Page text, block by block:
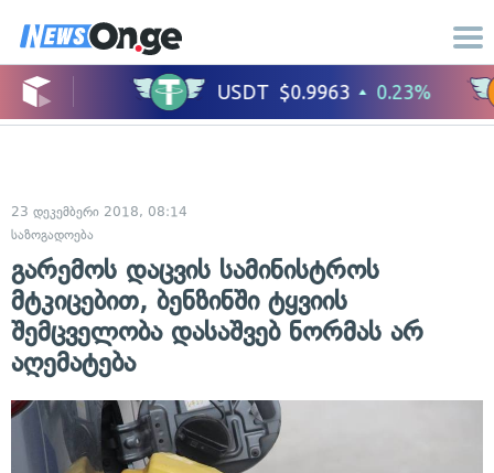
23 დეკემბერი 2018, 08:14
საზოგადოება
გარემოს დაცვის სამინისტროს
მტკიცებით, ბენზინში ტყვიის
შემცველობა დასაშვებ ნორმას არ
აღემატება